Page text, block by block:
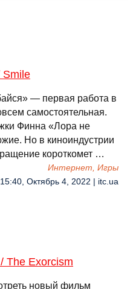
— первая работа в
самостоятельная.
Финна «Лора не
Но в киноиндустрии
короткомет …
Интернет, Игры
15:40, Октябрь 4, 2022 | itc.ua
The Exorcism
новый фильм